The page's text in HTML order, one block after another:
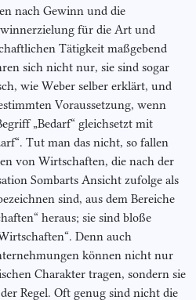
nach Gewinn und die
für die Art und
Tätigkeit maßgebend
sich nicht nur, sie sind sogar
wie Weber selber erklärt, und
Voraussetzung, wenn
„Bedarf“ gleichsetzt mit
Tut man das nicht, so fallen
von Wirtschaften, die nach der
Sombarts Ansicht zufolge als
sind, aus dem Bereiche
heraus; sie sind bloße
Denn auch
können nicht nur
Charakter tragen, sondern sie
Regel. Oft genug sind nicht die